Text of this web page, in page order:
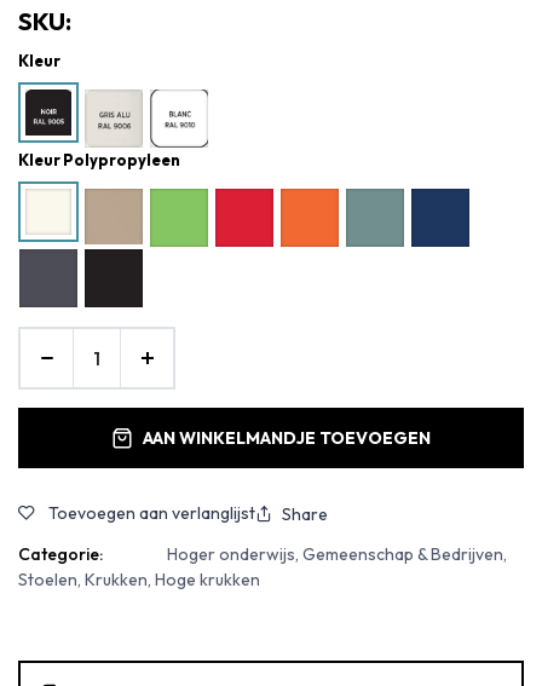
SKU:
Kleur
Kleur Polypropyleen
AAN WINKELMANDJE TOEVOEGEN
Toevoegen aan verlanglijst
Share
Categorie:
Hoger onderwijs, Gemeenschap & Bedrijven,
Stoelen, Krukken, Hoge krukken